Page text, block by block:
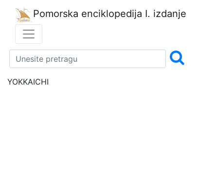
Pomorska enciklopedija I. izdanje
YOKKAICHI